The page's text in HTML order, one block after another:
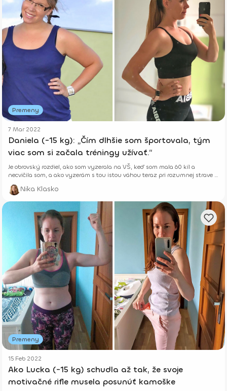
Premeny
7 Mar 2022
Daniela (-15 kg): „Čím dlhšie som športovala, tým
viac som si začala tréningy užívať.“
Je obrovský rozdiel, ako som vyzerala na VŠ, keď som mala 60 kíl a
necvičila som, a ako vyzerám s tou istou váhou teraz pri rozumnej strave a
pravidelnom pohybe.
Nika Klasko
Premeny
15 Feb 2022
Ako Lucka (-15 kg) schudla až tak, že svoje
motivačné rifle musela posunúť kamoške